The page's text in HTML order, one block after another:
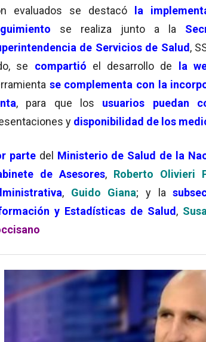
evaluados se destacó la
se realiza junto a la
de Servicios de Salud,
se compartió el desarrollo de la
se complementa con la
, para que los usuarios puedan
y disponibilidad de los
partedel Ministerio de Salud de la
de Asesores, Roberto Olivieri
, Guido Giana; y la
y Estadísticas de Salud,